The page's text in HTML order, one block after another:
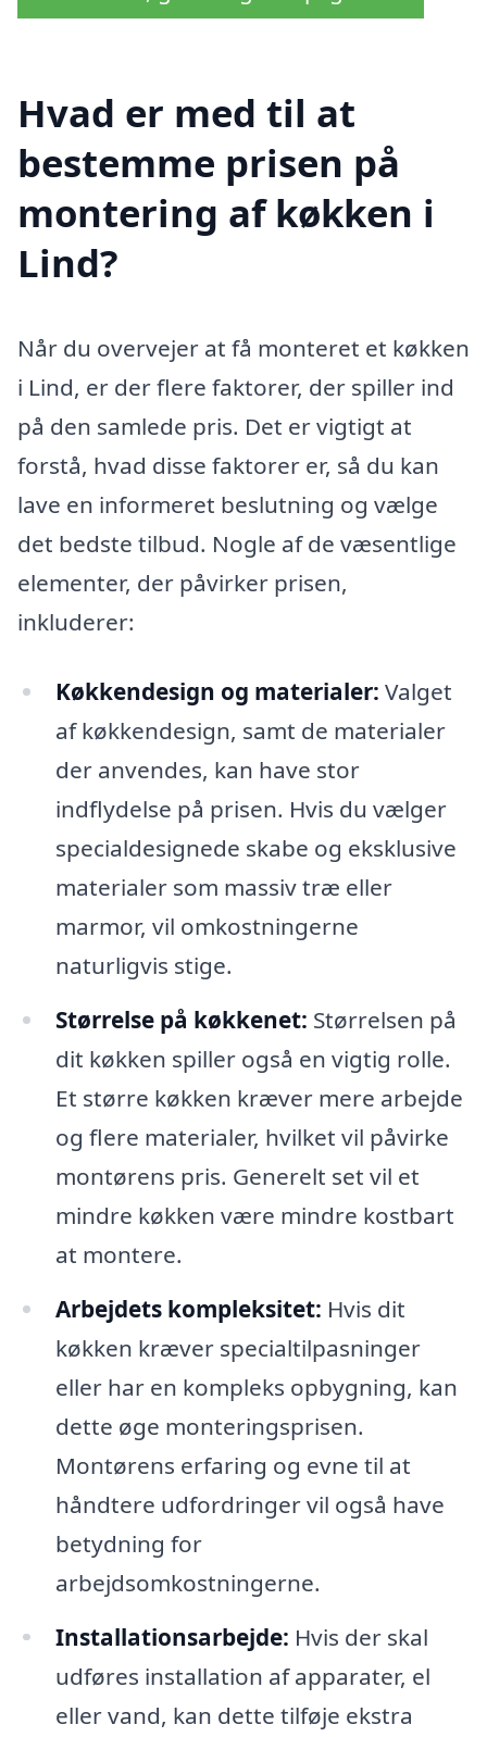
Hvad er med til at
bestemme prisen på
montering af køkken i
Lind?
Når du overvejer at få monteret et køkken
i Lind, er der flere faktorer, der spiller ind
på den samlede pris. Det er vigtigt at
forstå, hvad disse faktorer er, så du kan
lave en informeret beslutning og vælge
det bedste tilbud. Nogle af de væsentlige
elementer, der påvirker prisen,
inkluderer:
Køkkendesign og materialer: Valget
af køkkendesign, samt de materialer
der anvendes, kan have stor
indflydelse på prisen. Hvis du vælger
specialdesignede skabe og eksklusive
materialer som massiv træ eller
marmor, vil omkostningerne
naturligvis stige.
Størrelse på køkkenet: Størrelsen på
dit køkken spiller også en vigtig rolle.
Et større køkken kræver mere arbejde
og flere materialer, hvilket vil påvirke
montørens pris. Generelt set vil et
mindre køkken være mindre kostbart
at montere.
Arbejdets kompleksitet: Hvis dit
køkken kræver specialtilpasninger
eller har en kompleks opbygning, kan
dette øge monteringsprisen.
Montørens erfaring og evne til at
håndtere udfordringer vil også have
betydning for
arbejdsomkostningerne.
Installationsarbejde: Hvis der skal
udføres installation af apparater, el
eller vand, kan dette tilføje ekstra